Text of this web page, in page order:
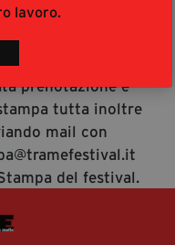
lavoro.
festival ai
di accesso del
accesso-
prenotazione e
tutta inoltre
mail con
del festival.